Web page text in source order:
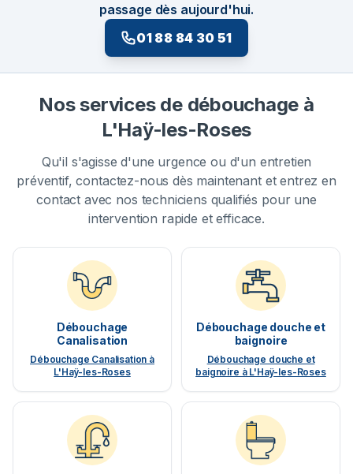
passage dès aujourd'hui.
01 88 84 30 51
Nos services de débouchage à
L'Haÿ-les-Roses
Qu'il s'agisse d'une urgence ou d'un entretien
préventif, contactez-nous dès maintenant et entrez en
contact avec nos techniciens qualifiés pour une
intervention rapide et efficace.
Débouchage
Canalisation
Débouchage Canalisation à
L'Haÿ-les-Roses
Débouchage douche et
baignoire
Débouchage douche et
baignoire à L'Haÿ-les-Roses